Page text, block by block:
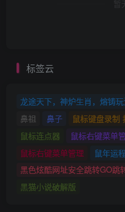
暂
标签云
龙途天下，神炉生肖，熔铸
鼻祖
鼻子
鼠标键盘录制
鼠标连点器
鼠标右键菜单
鼠标右键菜单管理
鼠年运
黑色炫酷网址安全跳转GO跳
黑猫小说破解版